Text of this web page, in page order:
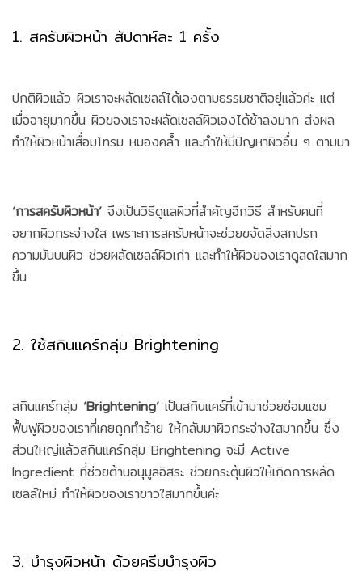
1. สครับผิวหน้า สัปดาห์ละ 1 ครั้ง
ปกติผิวแล้ว ผิวเราจะผลัดเซลล์ได้เองตามธรรมชาติอยู่แล้วค่ะ แต่
เมื่ออายุมากขึ้น ผิวของเราจะผลัดเซลล์ผิวเองได้ช้าลงมาก ส่งผล
ทำให้ผิวหน้าเสื่อมโทรม หมองคล้ำ และทำให้มีปัญหาผิวอื่น ๆ ตามมา
‘การสครับผิวหน้า’ จึงเป็นวิธีดูแลผิวที่สำคัญอีกวิธี สำหรับคนที่
อยากผิวกระจ่างใส เพราะการสครับหน้าจะช่วยขจัดสิ่งสกปรก
ความมันบนผิว ช่วยผลัดเซลล์ผิวเก่า และทำให้ผิวของเราดูสดใสมาก
ขึ้น
2. ใช้สกินแคร์กลุ่ม Brightening
สกินแคร์กลุ่ม ‘Brightening’ เป็นสกินแคร์ที่เข้ามาช่วยซ่อมแซม
ฟื้นฟูผิวของเราที่เคยถูกทำร้าย ให้กลับมาผิวกระจ่างใสมากขึ้น ซึ่ง
ส่วนใหญ่แล้วสกินแคร์กลุ่ม Brightening จะมี Active
Ingredient ที่ช่วยต้านอนุมูลอิสระ ช่วยกระตุ้นผิวให้เกิดการผลัด
เซลล์ใหม่ ทำให้ผิวของเราขาวใสมากขึ้นค่ะ
3. บำรุงผิวหน้า ด้วยครีมบำรุงผิว